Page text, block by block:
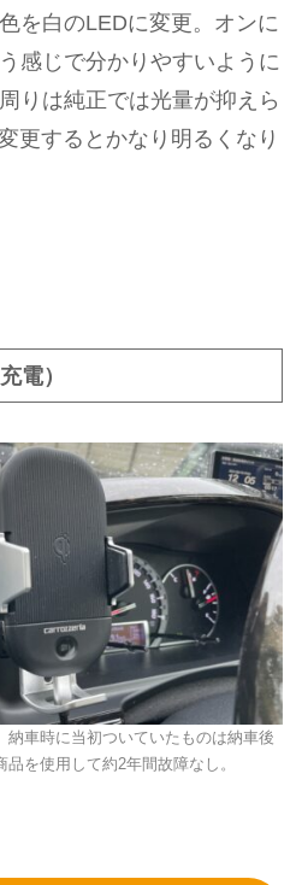
を白のLEDに変更。オンに
感じで分かりやすいように
りは純正では光量が抑えら
更するとかなり明るくなり
電）
納車時に当初ついていたものは納車後
を使用して約2年間故障なし。